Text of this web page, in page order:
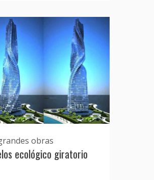
obras
ecológico giratorio